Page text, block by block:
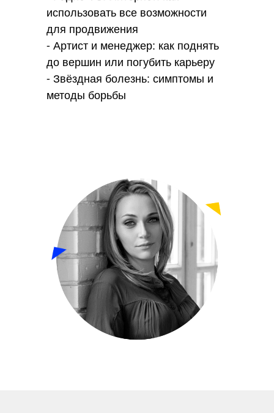
использовать все возможности
для продвижения
⁃ Артист и менеджер: как поднять
до вершин или погубить карьеру
⁃ Звёздная болезнь: симптомы и
методы борьбы